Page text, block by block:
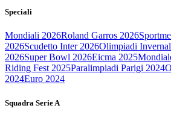
Speciali
Mondiali 2026Roland Garros 2026
2026Scudetto Inter 2026Olimpiadi
2026Super Bowl 2026Eicma 2025
Riding Fest 2025Paralimpiadi Parigi 2024
2024Euro 2024
Squadra Serie A